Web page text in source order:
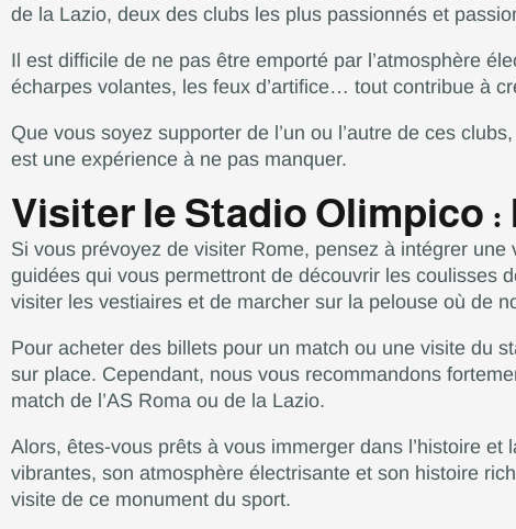
de la Lazio, deux des clubs les plus passionnés et
Il est difficile de ne pas être emporté par l’atmosphère
écharpes volantes, les feux d’artifice… tout contribue à
Que vous soyez supporter de l’un ou l’autre de ces
est une expérience à ne pas manquer.
Visiter le Stadio Olimpico
Si vous prévoyez de visiter Rome, pensez à intégrer
guidées qui vous permettront de découvrir les coulisses
visiter les vestiaires et de marcher sur la pelouse où de
Pour acheter des billets pour un match ou une visite du
sur place. Cependant, nous vous recommandons
match de l’AS Roma ou de la Lazio.
Alors, êtes-vous prêts à vous immerger dans l’histoire
vibrantes, son atmosphère électrisante et son histoire
visite de ce monument du sport.